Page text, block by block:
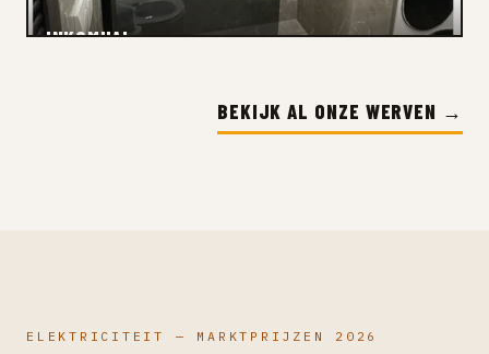
INKOMHAL
BEKIJK AL ONZE WERVEN →
ELEKTRICITEIT — MARKTPRIJZEN 2026